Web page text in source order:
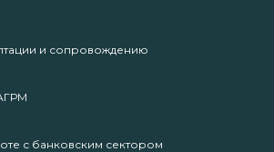
и сопровождению
с банковским сектором